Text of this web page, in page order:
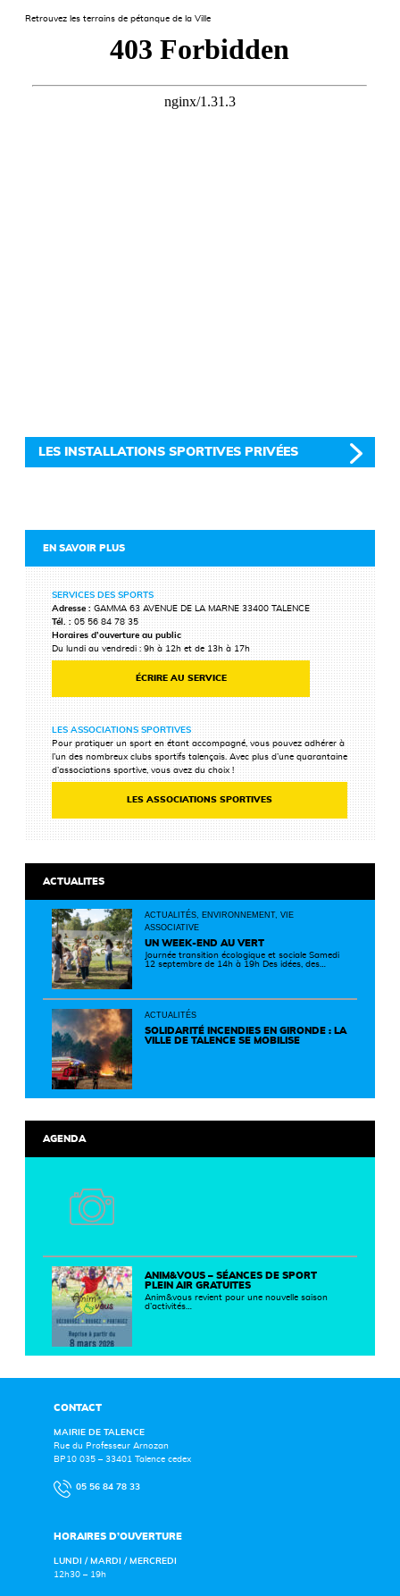
Retrouvez les terrains de pétanque de la Ville
LES INSTALLATIONS SPORTIVES PRIVÉES
EN SAVOIR PLUS
SERVICES DES SPORTS
Adresse : GAMMA 63 AVENUE DE LA MARNE 33400 TALENCE
Tél. :05 56 84 78 35
Horaires d’ouverture au public
Du lundi au vendredi : 9h à 12h et de 13h à 17h
ÉCRIRE AU SERVICE
LES ASSOCIATIONS SPORTIVES
Pour pratiquer un sport en étant accompagné, vous pouvez adhérer à
l’un des nombreux clubs sportifs talençais. Avec plus d’une quarantaine
d’associations sportive, vous avez du choix !
LES ASSOCIATIONS SPORTIVES
ACTUALITES
ACTUALITÉS, ENVIRONNEMENT, VIE
ASSOCIATIVE
UN WEEK-END AU VERT
Journée transition écologique et sociale Samedi
12 septembre de 14h à 19h Des idées, des
un territoire plus durable et solidaire.
ACTUALITÉS
SOLIDARITÉ INCENDIES EN GIRONDE : LA
VILLE DE TALENCE SE MOBILISE
AGENDA
ANIM&VOUS – SÉANCES DE SPORT
PLEIN AIR GRATUITES
Anim&vous revient pour une nouvelle saison
d’activités…
CONTACT
MAIRIE DE TALENCE
Rue du Professeur Arnozan
BP10 035 – 33401 Talence cedex
05 56 84 78 33
HORAIRES D’OUVERTURE
LUNDI / MARDI / MERCREDI
12h30 – 19h